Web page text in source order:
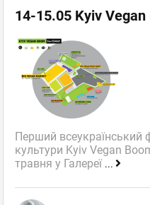
14-15.05 Kyiv Vegan
Перший всеукраїнський
культури Kyiv Vegan
травня у Галереї ...